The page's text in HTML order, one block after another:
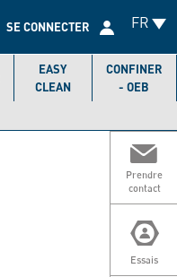
FR
utilisateur
SE CONNECTER
EASY
CLEAN
CONFINER
- OEB
Prendre
contact
Essais